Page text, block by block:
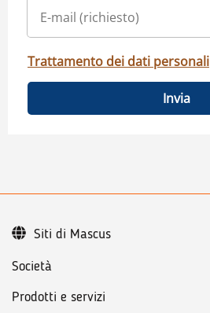
Trattamento dei dati personali
Invia
Società
Prodotti e servizi
Siti di Mascus